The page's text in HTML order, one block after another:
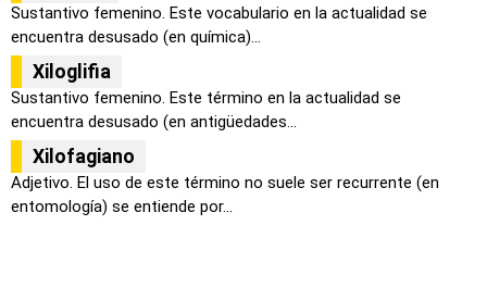
Sustantivo femenino. Este vocabulario en la actualidad se
encuentra desusado (en química)...
Xiloglifia
Sustantivo femenino. Este término en la actualidad se
encuentra desusado (en antigüedades...
Xilofagiano
Adjetivo. El uso de este término no suele ser recurrente (en
entomología) se entiende por...